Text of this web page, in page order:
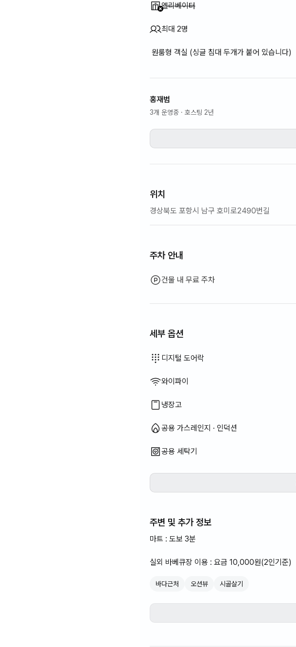
이용 불가:
엘리베이터
최대 2명
원룸형 객실 (싱글 침대 두개가 붙어 있습니다)
홍재범
3개 운영중 · 호스팅 2년
위치
경상북도 포항시 남구 호미로2490번길
주차 안내
건물 내 무료 주차
세부 옵션
디지털 도어락
와이파이
냉장고
공용 가스레인지 · 인덕션
공용 세탁기
침구류 제공
추가 침구류 가능
에어컨
옷장
소파
이용 불가:
열쇠 잠금 장치
이용 불가:
외부 CCTV
이용 불가:
경비실 · 경비원
이용 불가:
가스레인지 · 인덕션
이용 불가:
세탁기
이용 불가:
건조기
이용 불가:
공용 전자레인지
이용 불가:
보일러 (도시가스)
이용 불가:
식탁 및 의자
이용 불가:
사무용 책상
비데
드라이기
바디워시
샴푸 · 린스
비누
화장지
치약
수건
암막 커튼
세탁 세제
섬유 유연제
전기 주전자
야외 바베큐 시설
좌식 식탁
전기보일러
유선 인터넷
이용 불가: 욕조
이용 불가: 필터 샤워기
이용 불가: 칫솔
이용 불가: 토퍼 · 접이식 매트리스
이용 불가: 블라인드
이용 불가: 빗자루
이용 불가: 식기 세정제
이용 불가: 음식물 쓰레기 봉투
이용 불가: 쓰레기 봉투
이용 불가: 행주
이용 불가: 수세미
이용 불가: 청소기
이용 불가: 전기 밥솥
이용 불가: 조리 도구 (도마, 칼, 가위 등)
이용 불가: 냄비 · 후라이팬
이용 불가: 기본 식기 (그릇, 컵 등)
이용 불가: 엘리베이터
이용 불가: 무료 피트니스
이용 불가: 수영장
이용 불가: 무료 공용 사우나
이용 불가: 스파 · 월풀
이용 불가: 자쿠지 · 히노끼탕
이용 불가: 테라스
이용 불가: 행거
이용 불가: 소파베드
이용 불가: 선풍기
이용 불가: 기름(등유) 난방
이용 불가: LPG 가스
이용 불가: 신재생 에너지
이용 불가: 빔프로젝터
이용 불가: 빨래 건조대
이용 불가: 다리미
이용 불가: 세탁건조기 일체형
주변 및 추가 정보
마트 : 도보 3분
실외 바베큐장 이용 : 요금 10,000원(2인기준)
바다근처 오션뷰 시골살기